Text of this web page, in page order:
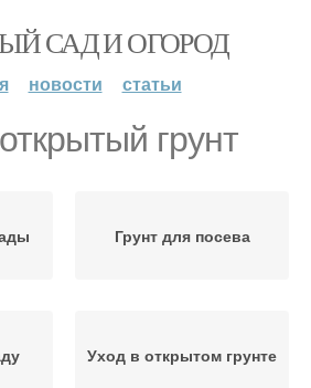
САД И ОГОРОД
новости статьи
грунт
Грунт для посева
Уход в открытом грунте